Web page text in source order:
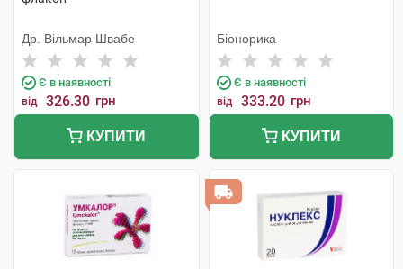
Др. Вільмар Швабе
Є в наявності
від 326.30 грн
КУПИТИ
Біонорика
Є в наявності
від 333.20 грн
КУПИТИ